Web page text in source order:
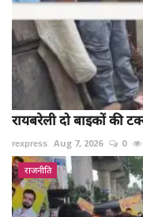
रायबरेली दो बाइकों की
rexpress Aug 7, 2026 0
राजनीति